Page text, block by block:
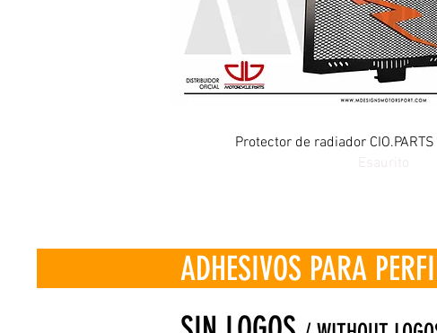
Vista rapida
Protector de radiador
Esaurito
ADHESIVOS PARA PERFIL